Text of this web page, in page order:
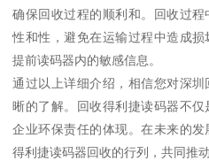
确保回收过程的顺利和。回收过
性和性，避免在运输过程中造成
提前读码器内的敏感信息。
通过以上详细介绍，相信您对深
晰的了解。回收得利捷读码器不
企业环保责任的体现。在未来的
得利捷读码器回收的行列，共同推